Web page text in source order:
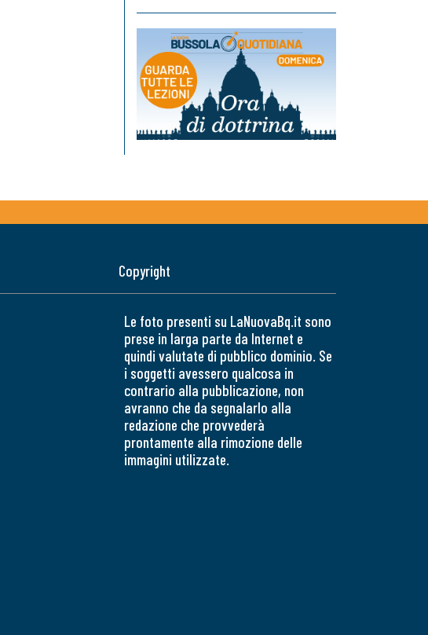
Copyright
Le foto presenti su LaNuovaBq.it sono
prese in larga parte da Internet e
quindi valutate di pubblico dominio. Se
i soggetti avessero qualcosa in
contrario alla pubblicazione, non
avranno che da segnalarlo alla
redazione che provvederà
prontamente alla rimozione delle
immagini utilizzate.